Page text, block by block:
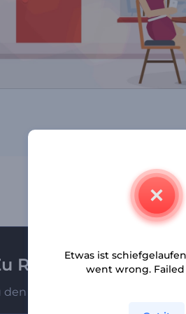
Renderforest-
den Ersten, die unsere
Etwas ist
went wrong.